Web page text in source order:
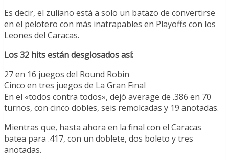
Es decir, el zuliano está a solo un batazo de convertirse
en el pelotero con más inatrapables en Playoffs con los
Leones del Caracas.
Los 32 hits están desglosados así:
27 en 16 juegos del Round Robin
Cinco en tres juegos de La Gran Final
En el «todos contra todos», dejó average de .386 en 70
turnos, con cinco dobles, seis remolcadas y 19 anotadas.
Mientras que, hasta ahora en la final con el Caracas
batea para .417, con un doblete, dos boleto y tres
anotadas.